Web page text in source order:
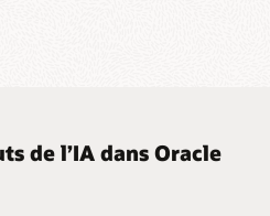
de l’IA dans Oracle